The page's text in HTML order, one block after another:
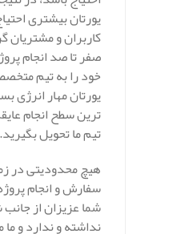
یورتان بیشتری
کاربران و مشتریان
صفر تا صد انجام
خود را به تیم
یورتان مهار انرژی
ترین سطح انجام
تیم ما تحویل بگیرید.
هیچ محدودیتی در
سفارش و انجام
شما عزیزان از
نداشته و ندارد و ما